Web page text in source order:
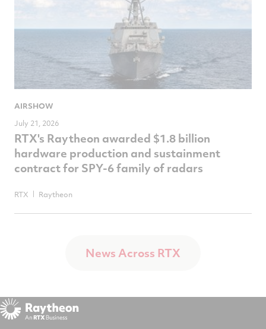
AIRSHOW
July 21, 2026
RTX's Raytheon awarded $1.8 billion
hardware production and sustainment
contract for SPY-6 family of radars
RTX Raytheon
News Across RTX